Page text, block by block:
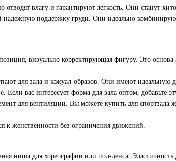
отводят влагу и гарантируют легкость. Они станут
надежную поддержку груди. Они идеально
визуально корректирующая фигуру. Это основа
для зала и кэжуал-образов. Они имеют идеальную
Если вас интересует форма для зала оптом, добавьте
для вентиляции. Вы можете купить для спортзала
к женственности без ограничения движений.
ниша для хореографии или пол-денса.